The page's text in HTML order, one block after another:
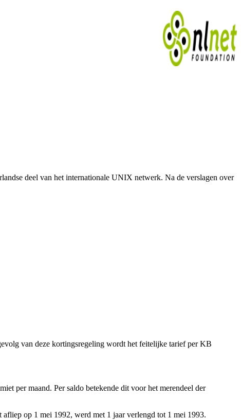
deel van het internationale UNIX netwerk. Na de verslagen over
van deze kortingsregeling wordt het feitelijke tarief per KB
per maand. Per saldo betekende dit voor het merendeel der
op 1 mei 1992, werd met 1 jaar verlengd tot 1 mei 1993.